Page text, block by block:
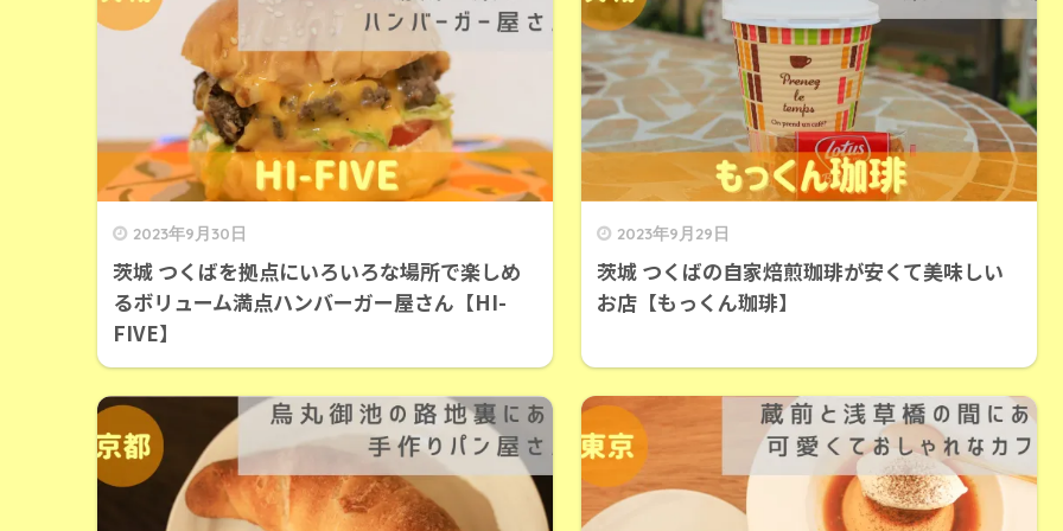
2023年9月30日
茨城 つくばを拠点にいろいろな場所で楽しめ
るボリューム満点ハンバーガー屋さん【HI-
FIVE】
2023年9月29日
茨城 つくばの自家焙煎珈琲が安くて美味しい
お店【もっくん珈琲】